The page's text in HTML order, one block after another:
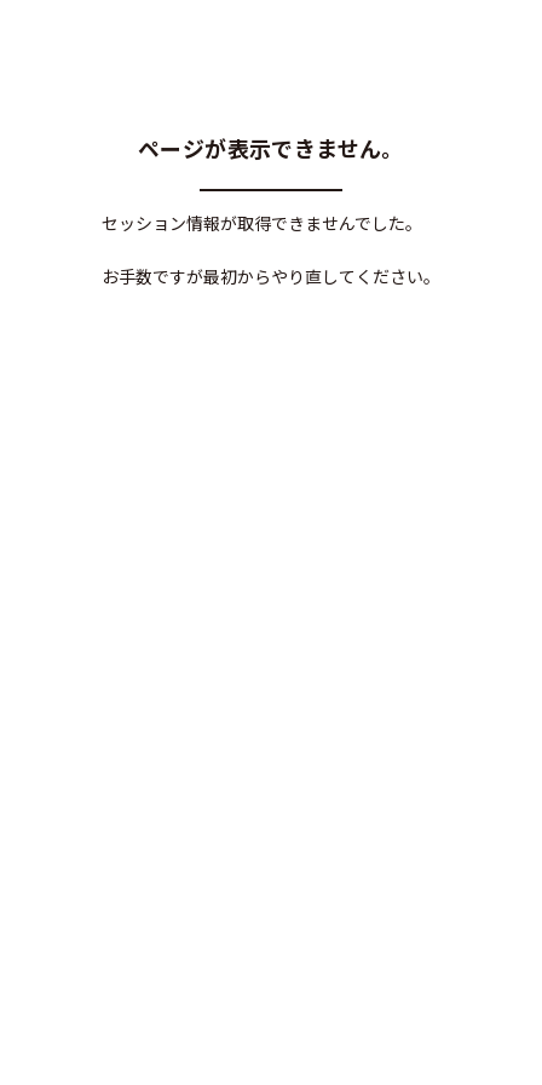
ページが表示できません。
セッション情報が取得できませんでした。
お手数ですが最初からやり直してください。